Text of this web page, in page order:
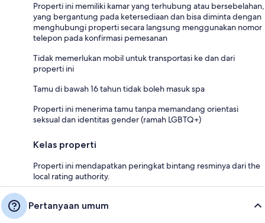
Properti ini memiliki kamar yang terhubung atau bersebelahan,
yang bergantung pada ketersediaan dan bisa diminta dengan
menghubungi properti secara langsung menggunakan nomor
telepon pada konfirmasi pemesanan
Tidak memerlukan mobil untuk transportasi ke dan dari
properti ini
Tamu di bawah 16 tahun tidak boleh masuk spa
Properti ini menerima tamu tanpa memandang orientasi
seksual dan identitas gender (ramah LGBTQ+)
Kelas properti
Properti ini mendapatkan peringkat bintang resminya dari the
local rating authority.
Pertanyaan umum